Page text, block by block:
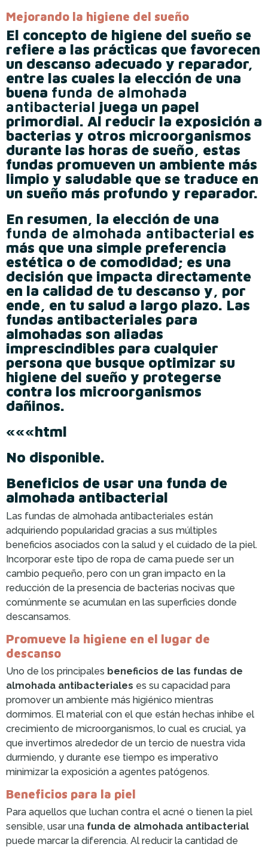
Mejorando la higiene del sueño
El concepto de higiene del sueño se
refiere a las prácticas que favorecen
un descanso adecuado y reparador,
entre las cuales la elección de una
buena funda de almohada
antibacterial juega un papel
primordial. Al reducir la exposición a
bacterias y otros microorganismos
durante las horas de sueño, estas
fundas promueven un ambiente más
limpio y saludable que se traduce en
un sueño más profundo y reparador.
En resumen, la elección de una
funda de almohada antibacterial es
más que una simple preferencia
estética o de comodidad; es una
decisión que impacta directamente
en la calidad de tu descanso y, por
ende, en tu salud a largo plazo. Las
fundas antibacteriales para
almohadas son aliadas
imprescindibles para cualquier
persona que busque optimizar su
higiene del sueño y protegerse
contra los microorganismos
dañinos.
«««html
No disponible.
Beneficios de usar una funda de
almohada antibacterial
Las fundas de almohada antibacteriales están
adquiriendo popularidad gracias a sus múltiples
beneficios asociados con la salud y el cuidado de la piel.
Incorporar este tipo de ropa de cama puede ser un
cambio pequeño, pero con un gran impacto en la
reducción de la presencia de bacterias nocivas que
comúnmente se acumulan en las superficies donde
descansamos.
Promueve la higiene en el lugar de
descanso
Uno de los principales beneficios de las fundas de
almohada antibacteriales es su capacidad para
promover un ambiente más higiénico mientras
dormimos. El material con el que están hechas inhibe el
crecimiento de microorganismos, lo cual es crucial, ya
que invertimos alrededor de un tercio de nuestra vida
durmiendo, y durante ese tiempo es imperativo
minimizar la exposición a agentes patógenos.
Beneficios para la piel
Para aquellos que luchan contra el acné o tienen la piel
sensible, usar una funda de almohada antibacterial
puede marcar la diferencia. Al reducir la cantidad de